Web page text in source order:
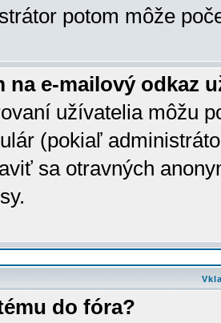
potom môže
na e-mailový odkaz
užívatelia môžu
(pokiaľ
sa otravných
do fóra?